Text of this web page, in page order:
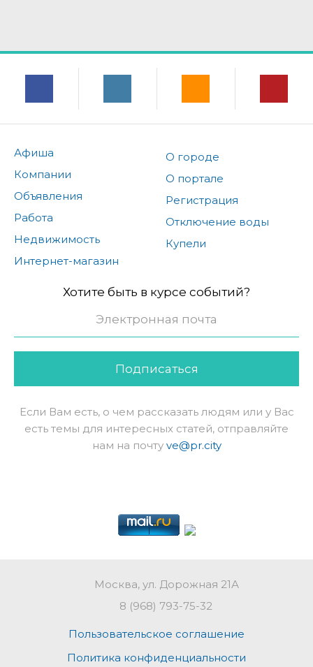
Афиша
Компании
Объявления
Работа
Недвижимость
Интернет-магазин
О городе
О портале
Регистрация
Отключение воды
Купели
Хотите быть в курсе событий?
Подписаться
Если Вам есть, о чем рассказать людям или у Вас
есть темы для интересных статей, отправляйте
нам на почту ve@pr.city
Москва, ул. Дорожная 21А
8 (968) 793-75-32
Пользовательское соглашение
Политика конфиденциальности